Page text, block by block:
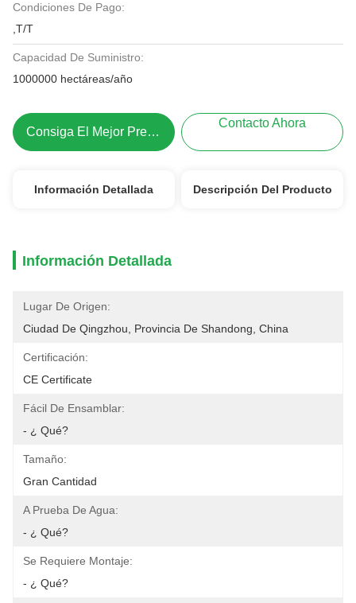
Condiciones De Pago:
,T/T
Capacidad De Suministro:
1000000 hectáreas/año
Consiga El Mejor Precio
Contacto Ahora
Información Detallada Descripción Del Producto
Información Detallada
Lugar De Origen:
Ciudad De Qingzhou, Provincia De Shandong, China
Certificación:
CE Certificate
Fácil De Ensamblar:
- ¿ Qué?
Tamaño:
Gran Cantidad
A Prueba De Agua:
- ¿ Qué?
Se Requiere Montaje:
- ¿ Qué?